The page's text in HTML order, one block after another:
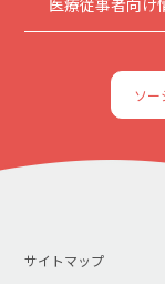
ソー
サイトマップ